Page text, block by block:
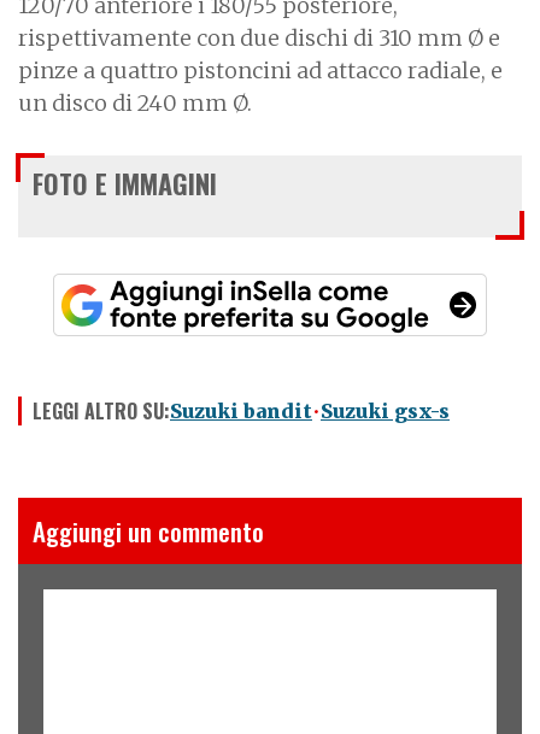
rispettivamente con due dischi di 310 mm Ø e
pinze a quattro pistoncini ad attacco radiale, e
un disco di 240 mm Ø.
FOTO E IMMAGINI
LEGGI ALTRO SU:Suzuki bandit Suzuki gsx-s
Aggiungi un commento